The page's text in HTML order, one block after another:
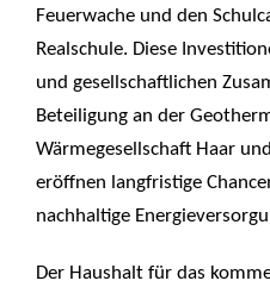
Feuerwache und den
Realschule. Diese
und gesellschaftlichen
Beteiligung an der
Wärmegesellschaft Haar
eröffnen langfristige
nachhaltige
Der Haushalt für das